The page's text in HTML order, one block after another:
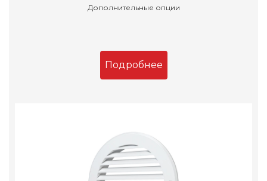
Дополнительные опции
Подробнее